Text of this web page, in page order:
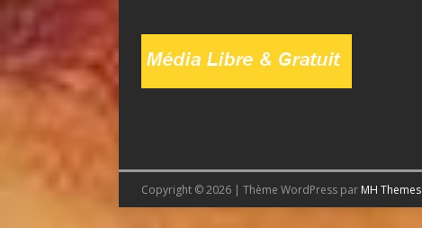
Copyright © 2026 | Thème WordPress par MH Themes